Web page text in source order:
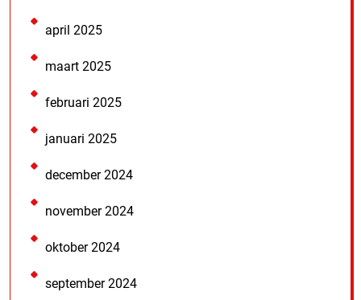
april 2025
maart 2025
februari 2025
januari 2025
december 2024
november 2024
oktober 2024
september 2024